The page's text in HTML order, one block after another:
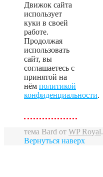
Движок сайта
использует
куки в своей
работе.
Продолжая
использовать
сайт, вы
соглашаетесь с
принятой на
нём политикой
конфиденциальности.
тема Bard от WP Royal.
Вернуться наверх